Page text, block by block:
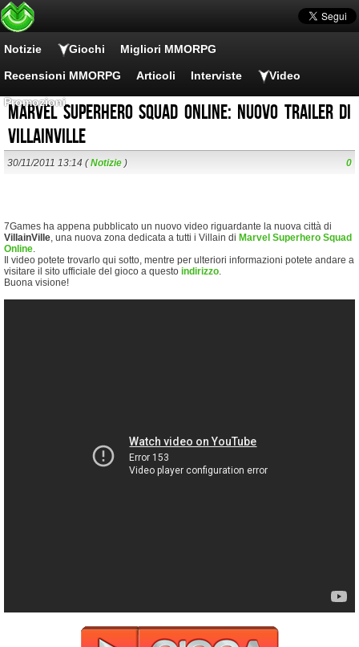
Notizie Giochi Migliori MMORPG
Recensioni MMORPG Articoli Interviste Video
Promozioni
Marvel Superhero Squad Online: nuovo trailer di
VillainVille
30/11/2011 13:14 (Notizie ) 0
7Games ha appena pubblicato un nuovo video riguardante la nuova città di
VillainVille, una nuova zona dedicata a tutti i Villain di Marvel Superhero Squad
Online.
Il video potete trovarlo qui sotto, mentre per ulteriori informazioni potete andare a
visitare il sito ufficiale del gioco a questo indirizzo.
Buona visione!